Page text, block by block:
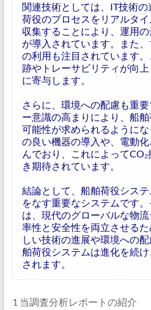
関連技術としては、IT技術の
荷役のプロセスをリアルタ
収集することにより、運用
が導入されています。また
の利用も注目されています
跡やトレーサビリティが向
に寄与します。
さらに、環境への配慮も重
ー意識の高まりにより、船
可能性が求められるように
の良い機器の導入や、電動
んでおり、これによって
き期待されています。
結論として、船舶荷役シス
をなす重要なシステムです
は、現代のグローバルな物
率性と安全性を両立させる
しい技術の進展や環境への
舶荷役システムは進化を続
されます。
1 当調査分析レポートの紹介